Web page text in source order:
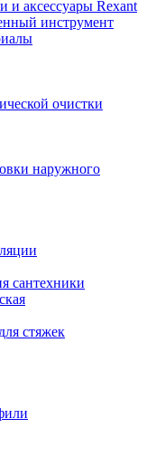
и аксессуары Rexant
инструмент
очистки
наружного
сантехники
стяжек